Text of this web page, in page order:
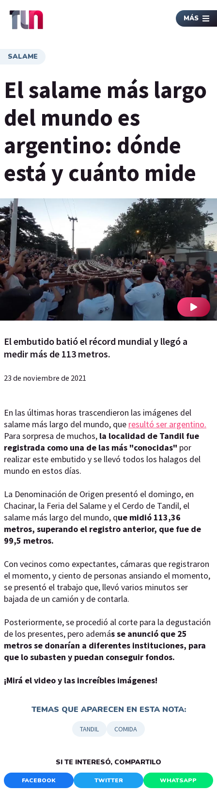
MÁS
SALAME
El salame más largo
del mundo es
argentino: dónde
está y cuánto mide
El embutido batió el récord mundial y llegó a
medir más de 113 metros.
23 de noviembre de 2021
En las últimas horas trascendieron las imágenes del
salame más largo del mundo, que resultó ser argentino.
Para sorpresa de muchos, la localidad de Tandil fue
registrada como una de las más "conocidas" por
realizar este embutido y se llevó todos los halagos del
mundo en estos días.
La Denominación de Origen presentó el domingo, en
Chacinar, la Feria del Salame y el Cerdo de Tandil, el
salame más largo del mundo, que midió 113,36
metros, superando el registro anterior, que fue de
99,5 metros.
Con vecinos como expectantes, cámaras que registraron
el momento, y ciento de personas ansiando el momento,
se presentó el trabajo que, llevó varios minutos ser
bajada de un camión y de contarla.
Posteriormente, se procedió al corte para la degustación
de los presentes, pero además se anunció que 25
metros se donarían a diferentes instituciones, para
que lo subasten y puedan conseguir fondos.
¡Mirá el video y las increíbles imágenes!
TEMAS QUE APARECEN EN ESTA NOTA:
TANDIL COMIDA
SI TE INTERESÓ, COMPARTILO
FACEBOOK TWITTER WHATSAPP